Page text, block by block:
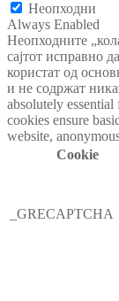
Неопходни
Always Enabled
Неопходните
сајтот исправно
користат од
и не содржат
absolutely
cookies ensure
website,
Cookie
_GRECAPTCHA